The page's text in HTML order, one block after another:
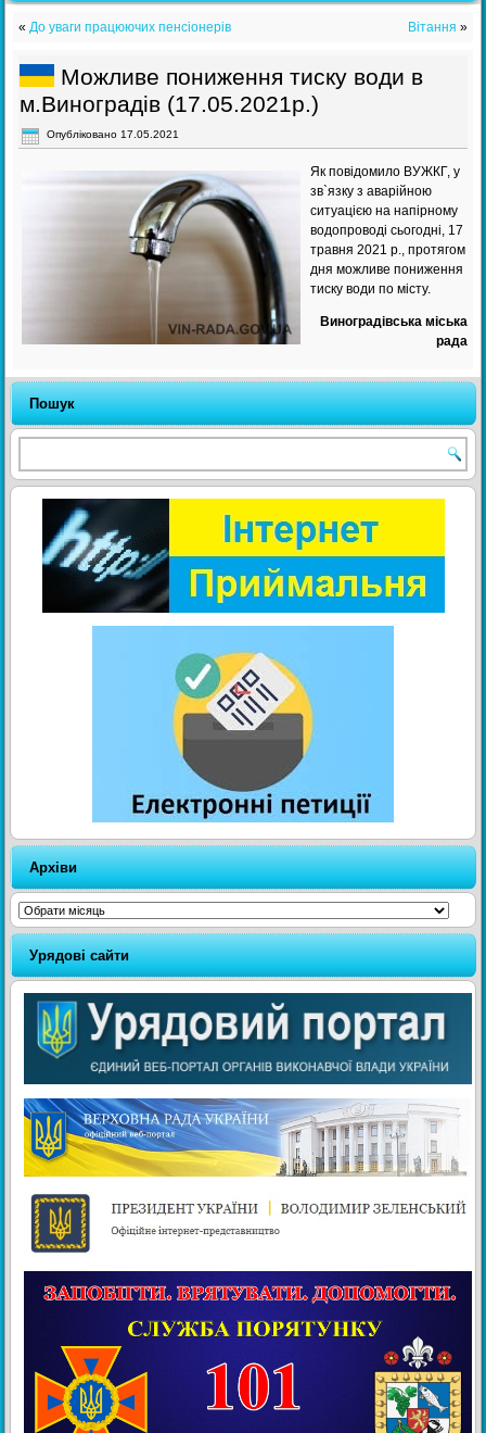
«До уваги працюючих пенсіонерів Вітання »
Можливе пониження тиску води в
м.Виноградів (17.05.2021р.)
Опубліковано 17.05.2021
Як повідомило ВУЖКГ, у
зв`язку з аварійною
ситуацією на напірному
водопроводі сьогодні, 17
травня 2021 р., протягом
дня можливе пониження
тиску води по місту.
Виноградівська міська
рада
Пошук
Архіви
Архіви
Урядові сайти